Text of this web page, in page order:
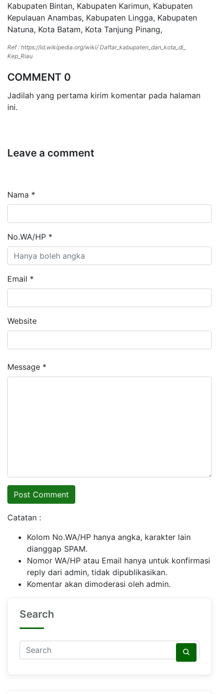
Kabupaten Bintan, Kabupaten Karimun, Kabupaten
Kepulauan Anambas, Kabupaten Lingga, Kabupaten
Natuna, Kota Batam, Kota Tanjung Pinang,
Ref : https://id.wikipedia.org/wiki/ Daftar_kabupaten_dan_kota_di_
Kep_Riau
COMMENT 0
Jadilah yang pertama kirim komentar pada halaman
ini.
Leave a comment
Nama *
No.WA/HP *
Email *
Website
Message *
Catatan :
Kolom No.WA/HP hanya angka, karakter lain
dianggap SPAM.
Nomor WA/HP atau Email hanya untuk konfirmasi
reply dari admin, tidak dipublikasikan.
Komentar akan dimoderasi oleh admin.
Search